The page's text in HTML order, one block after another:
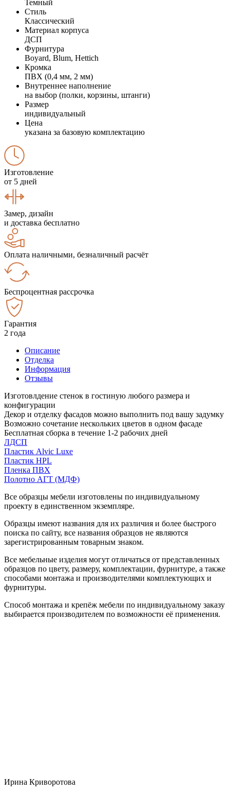
Темный
Стиль
Классический
Материал корпуса
ДСП
Фурнитура
Boyard, Blum, Hettich
Кромка
ПВХ (0,4 мм, 2 мм)
Внутреннее наполнение
на выбор (полки, корзины, штанги)
Размер
индивидуальный
Цена
указана за базовую комплектацию
Изготовление
от 5 дней
Замер, дизайн
и доставка бесплатно
Оплата наличными, безналичный расчёт
Беспроцентная рассрочка
Гарантия
2 года
Описание
Отделка
Информация
Отзывы
Изготовлдение стенок в гостиную любого размера и
конфигурации
Декор и отделку фасадов можно выполнить под вашу задумку
Возможно сочетание нескольких цветов в одном фасаде
Бесплатная сборка в течение 1-2 рабочих дней
ЛДСП
Пластик Alvic Luxe
Пластик HPL
Пленка ПВХ
Полотно АГТ (МДФ)
Все образцы мебели изготовлены по индивидуальному
проекту в единственном экземпляре.
Образцы имеют названия для их различия и более быстрого
поиска по сайту, все названия образцов не являются
зарегистрированным товарным знаком.
Все мебельные изделия могут отличаться от представленных
образцов по цвету, размеру, комплектации, фурнитуре, а также
способами монтажа и производителями комплектующих и
фурнитуры.
Способ монтажа и крепёж мебели по индивидуальному заказу
выбирается производителем по возможности её применения.
Ирина Криворотова